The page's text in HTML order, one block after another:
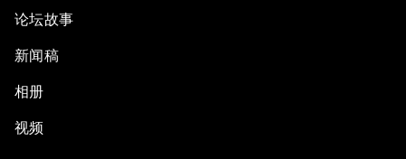
论坛故事
新闻稿
相册
视频